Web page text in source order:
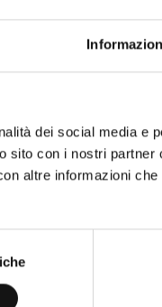
dei social media e
sito con i nostri partner
altre informazioni